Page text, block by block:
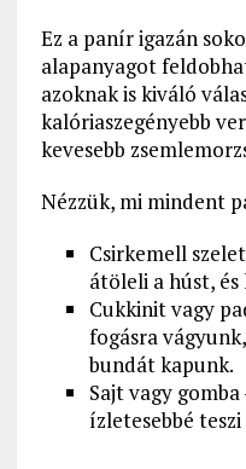
Ez a panír igazán
alapanyagot
azoknak is kiváló
kalóriaszegényebb
kevesebb
Nézzük, mi mindent
Csirkemell
átöleli a húst,
Cukkinit vagy
fogásra
bundát kapunk.
Sajt vagy
ízletesebbé